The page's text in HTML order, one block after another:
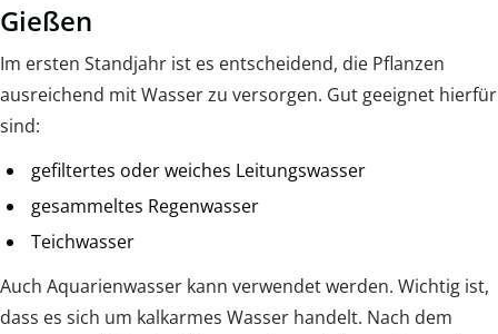
Gießen
Im ersten Standjahr ist es entscheidend, die Pflanzen
ausreichend mit Wasser zu versorgen. Gut geeignet hierfür
sind:
gefiltertes oder weiches Leitungswasser
gesammeltes Regenwasser
Teichwasser
Auch Aquarienwasser kann verwendet werden. Wichtig ist,
dass es sich um kalkarmes Wasser handelt. Nach dem